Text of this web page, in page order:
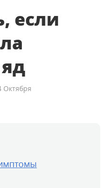
если
Октября